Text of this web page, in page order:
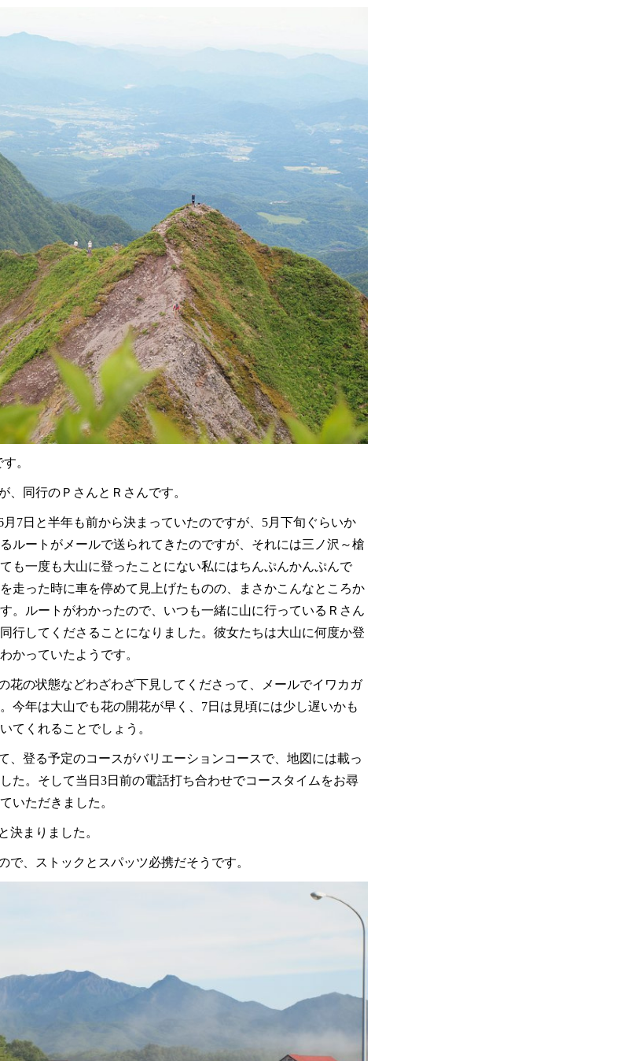
。
、同行のＰさんとＲさんです。
7日と半年も前から決まっていたのですが、5月下旬ぐらいか
ルートがメールで送られてきたのですが、それには三ノ沢～槍
も一度も大山に登ったことにない私にはちんぷんかんぷんで
走った時に車を停めて見上げたものの、まさかこんなところか
。ルートがわかったので、いつも一緒に山に行っているＲさん
行してくださることになりました。彼女たちは大山に何度か登
かっていたようです。
花の状態などわざわざ下見してくださって、メールでイワカガ
今年は大山でも花の開花が早く、7日は見頃には少し遅いかも
てくれることでしょう。
、登る予定のコースがバリエーションコースで、地図には載っ
た。そして当日3日前の電話打ち合わせでコースタイムをお尋
いただきました。
決まりました。
で、ストックとスパッツ必携だそうです。